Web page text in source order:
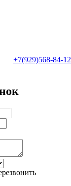
+7(929)568-84-12